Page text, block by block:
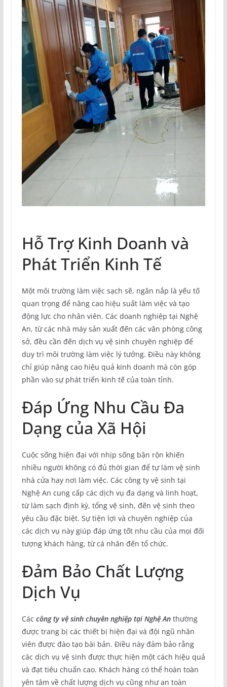
Hỗ Trợ Kinh Doanh và
Phát Triển Kinh Tế
Một môi trường làm việc sạch sẽ, ngăn nắp là yếu tố
quan trọng để nâng cao hiệu suất làm việc và tạo
động lực cho nhân viên. Các doanh nghiệp tại Nghệ
An, từ các nhà máy sản xuất đến các văn phòng công
sở, đều cần đến dịch vụ vệ sinh chuyên nghiệp để
duy trì môi trường làm việc lý tưởng. Điều này không
chỉ giúp nâng cao hiệu quả kinh doanh mà còn góp
phần vào sự phát triển kinh tế của toàn tỉnh.
Đáp Ứng Nhu Cầu Đa
Dạng của Xã Hội
Cuộc sống hiện đại với nhịp sống bận rộn khiến
nhiều người không có đủ thời gian để tự làm vệ sinh
nhà cửa hay nơi làm việc. Các công ty vệ sinh tại
Nghệ An cung cấp các dịch vụ đa dạng và linh hoạt,
từ làm sạch định kỳ, tổng vệ sinh, đến vệ sinh theo
yêu cầu đặc biệt. Sự tiện lợi và chuyên nghiệp của
các dịch vụ này giúp đáp ứng tốt nhu cầu của mọi đối
tượng khách hàng, từ cá nhân đến tổ chức.
Đảm Bảo Chất Lượng
Dịch Vụ
Các công ty vệ sinh chuyên nghiệp tại Nghệ Anthường
được trang bị các thiết bị hiện đại và đội ngũ nhân
viên được đào tạo bài bản. Điều này đảm bảo rằng
các dịch vụ vệ sinh được thực hiện một cách hiệu quả
và đạt tiêu chuẩn cao. Khách hàng có thể hoàn toàn
yên tâm về chất lượng dịch vụ cũng như an toàn